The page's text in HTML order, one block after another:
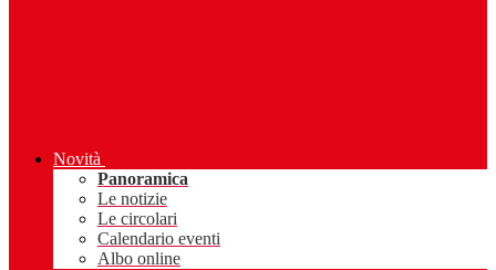
Novità
Panoramica
Le notizie
Le circolari
Calendario eventi
Albo online